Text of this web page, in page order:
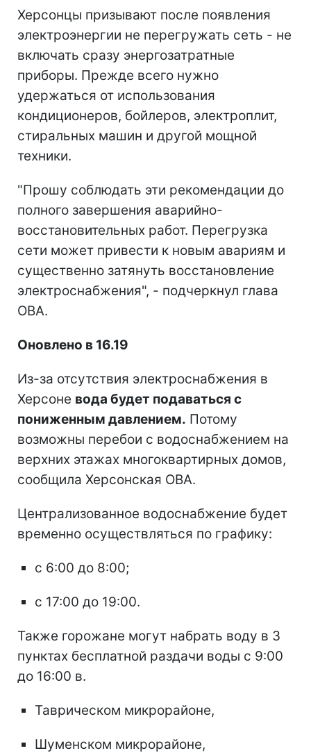
Херсонцы призывают после появления
электроэнергии не перегружать сеть - не
включать сразу энергозатратные
приборы. Прежде всего нужно
удержаться от использования
кондиционеров, бойлеров, электроплит,
стиральных машин и другой мощной
техники.
"Прошу соблюдать эти рекомендации до
полного завершения аварийно-
восстановительных работ. Перегрузка
сети может привести к новым авариям и
существенно затянуть восстановление
электроснабжения", - подчеркнул глава
ОВА.
Оновлено в 16.19
Из-за отсутствия электроснабжения в
Херсоне вода будет подаваться с
пониженным давлением. Потому
возможны перебои с водоснабжением на
верхних этажах многоквартирных домов,
сообщила Херсонская ОВА.
Централизованное водоснабжение будет
временно осуществляться по графику:
с 6:00 до 8:00;
с 17:00 до 19:00.
Также горожане могут набрать воду в 3
пунктах бесплатной раздачи воды с 9:00
до 16:00 в.
Таврическом микрорайоне,
Шуменском микрорайоне,